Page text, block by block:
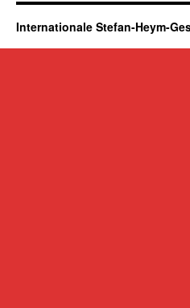
Internationale Stefan-Heym-